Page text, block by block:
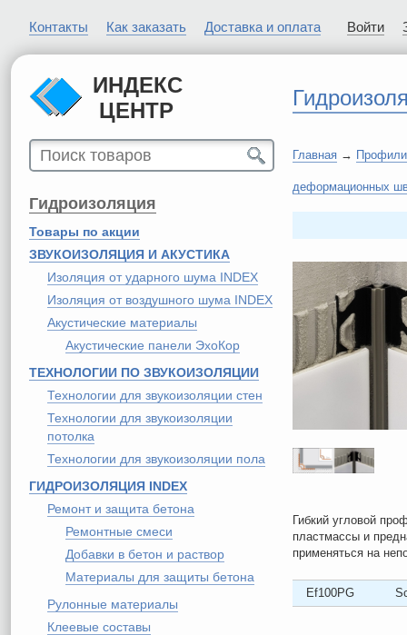
Контакты Как заказать Доставка и оплата Войти
ИНДЕКС
ЦЕНТР
Гидроизоляция
Товары по акции
ЗВУКОИЗОЛЯЦИЯ И АКУСТИКА
Изоляция от ударного шума INDEX
Изоляция от воздушного шума INDEX
Акустические материалы
Акустические панели ЭхоКор
ТЕХНОЛОГИИ ПО ЗВУКОИЗОЛЯЦИИ
Технологии для звукоизоляции стен
Технологии для звукоизоляции
потолка
Технологии для звукоизоляции пола
ГИДРОИЗОЛЯЦИЯ INDEX
Ремонт и защита бетона
Ремонтные смеси
Добавки в бетон и раствор
Материалы для защиты бетона
Рулонные материалы
Клеевые составы
Главная →
деформационных
Гибкий угловой
пластмассы и
применяться на
Ef100PG